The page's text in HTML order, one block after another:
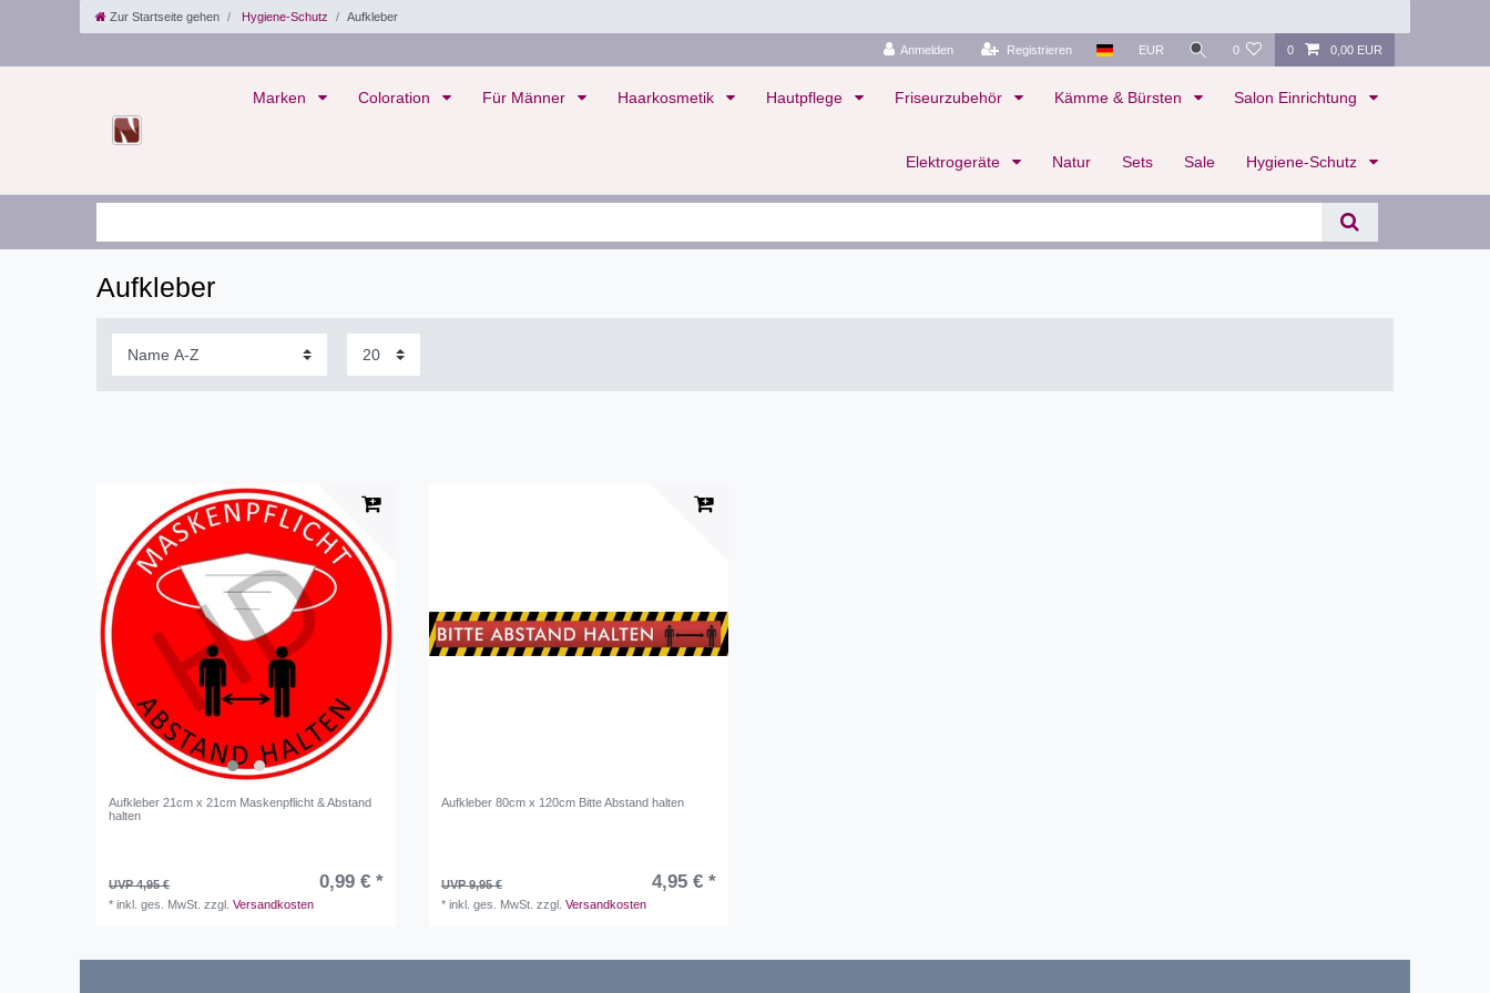
Zur Startseite gehen Hygiene-Schutz Aufkleber
Anmelden Registrieren EUR 0 0 0,00 EUR
Marken Coloration Für Männer Haarkosmetik Hautpflege Friseurzubehör Kämme & Bürsten Salon Einrichtung
Elektrogeräte Natur Sets Sale Hygiene-Schutz
Aufkleber
Aufkleber 21cm x 21cm Maskenpflicht & Abstand
halten
UVP 4,95 € 0,99 € *
*inkl. ges. MwSt. zzgl.Versandkosten
Aufkleber 80cm x 120cm Bitte Abstand halten
UVP 9,95 € 4,95 € *
*inkl. ges. MwSt. zzgl.Versandkosten